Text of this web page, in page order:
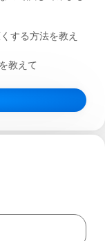
する方法を教え
教えて